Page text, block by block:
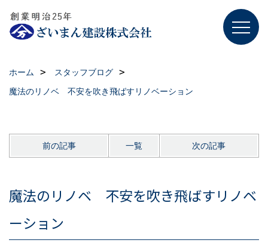
ホーム
スタッフブログ
魔法のリノベ 不安を吹き飛ばすリノベーション
前の記事 一覧 次の記事
魔法のリノベ 不安を吹き飛ばすリノベ
ーション